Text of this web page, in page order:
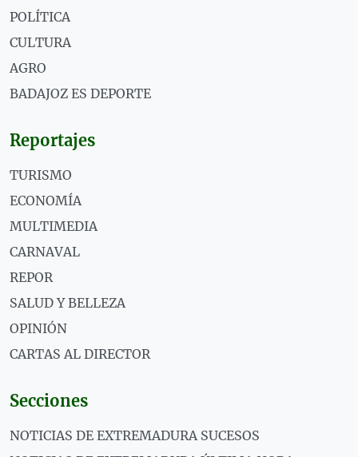
POLÍTICA
CULTURA
AGRO
BADAJOZ ES DEPORTE
Reportajes
TURISMO
ECONOMÍA
MULTIMEDIA
CARNAVAL
REPOR
SALUD Y BELLEZA
OPINIÓN
CARTAS AL DIRECTOR
Secciones
NOTICIAS DE EXTREMADURA SUCESOS